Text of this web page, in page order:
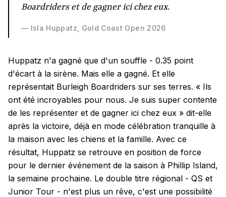
Boardriders et de gagner ici chez eux.
— Isla Huppatz, Gold Coast Open 2026
Huppatz n'a gagné que d'un souffle - 0.35 point
d'écart à la sirène. Mais elle a gagné. Et elle
représentait Burleigh Boardriders sur ses terres. « Ils
ont été incroyables pour nous. Je suis super contente
de les représenter et de gagner ici chez eux » dit-elle
après la victoire, déjà en mode célébration tranquille à
la maison avec les chiens et la famille. Avec ce
résultat, Huppatz se retrouve en position de force
pour le dernier événement de la saison à Phillip Island,
la semaine prochaine. Le double titre régional - QS et
Junior Tour - n'est plus un rêve, c'est une possibilité